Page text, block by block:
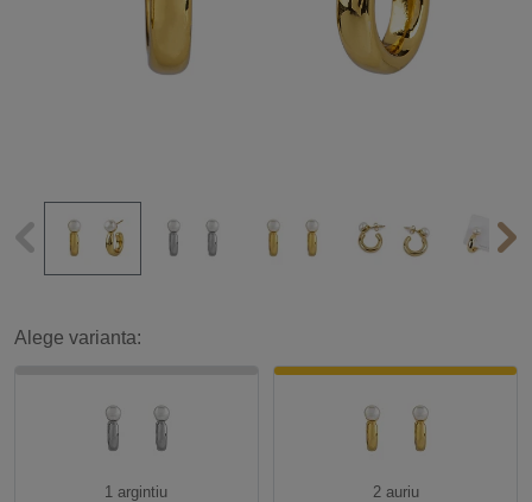
Alege varianta:
1 argintiu 2 auriu